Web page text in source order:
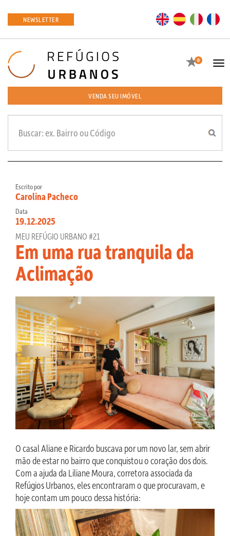
NEWSLETTER EN ES
Favoritos
0
VENDA SEU IMÓVEL
Escrito por
Carolina Pacheco
Data
19.12.2025
MEU REFÚGIO URBANO #21
Em uma rua tranquila da
Aclimação
O casal Aliane e Ricardo buscava por um novo lar, sem abrir
mão de estar no bairro que conquistou o coração dos dois.
Com a ajuda da Liliane Moura, corretora associada da
Refúgios Urbanos, eles encontraram o que procuravam, e
hoje contam um pouco dessa história: